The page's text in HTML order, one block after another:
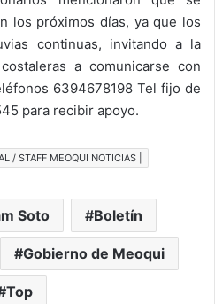
los próximos días, ya que los
continuas, invitando a la
a comunicarse con
6394678198 Tel fijo de
para recibir apoyo.
/ STAFF MEOQUI NOTICIAS |
Soto Boletín
Gobierno de Meoqui
Top